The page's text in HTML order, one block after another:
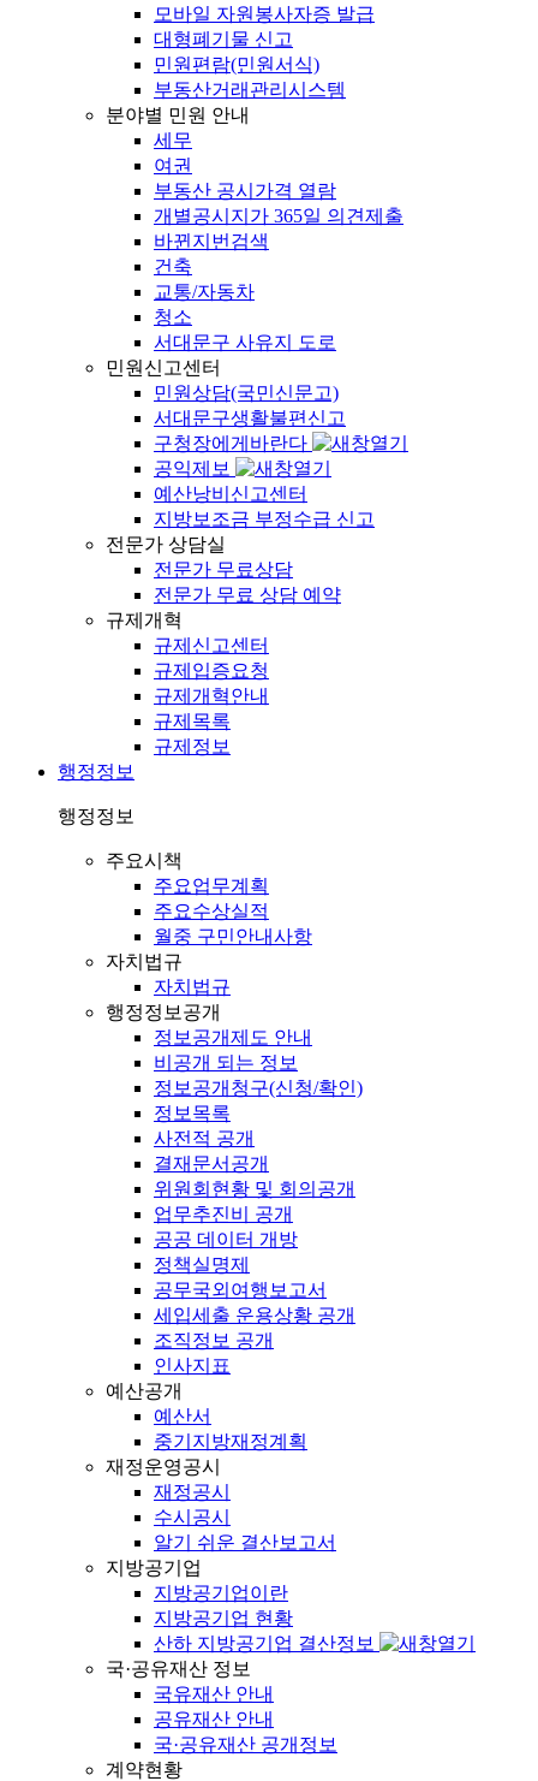
모바일 자원봉사자증 발급
대형폐기물 신고
민원편람(민원서식)
부동산거래관리시스템
분야별 민원 안내
세무
여권
부동산 공시가격 열람
개별공시지가 365일 의견제출
바뀐지번검색
건축
교통/자동차
청소
서대문구 사유지 도로
민원신고센터
민원상담(국민신문고)
서대문구생활불편신고
구청장에게바란다
공익제보
예산낭비신고센터
지방보조금 부정수급 신고
전문가 상담실
전문가 무료상담
전문가 무료 상담 예약
규제개혁
규제신고센터
규제입증요청
규제개혁안내
규제목록
규제정보
행정정보
행정정보
주요시책
주요업무계획
주요수상실적
월중 구민안내사항
자치법규
자치법규
행정정보공개
정보공개제도 안내
비공개 되는 정보
정보공개청구(신청/확인)
정보목록
사전적 공개
결재문서공개
위원회현황 및 회의공개
업무추진비 공개
공공 데이터 개방
정책실명제
공무국외여행보고서
세입세출 운용상황 공개
조직정보 공개
인사지표
예산공개
예산서
중기지방재정계획
재정운영공시
재정공시
수시공시
알기 쉬운 결산보고서
지방공기업
지방공기업이란
지방공기업 현황
산하 지방공기업 결산정보
국·공유재산 정보
국유재산 안내
공유재산 안내
국·공유재산 공개정보
계약현황